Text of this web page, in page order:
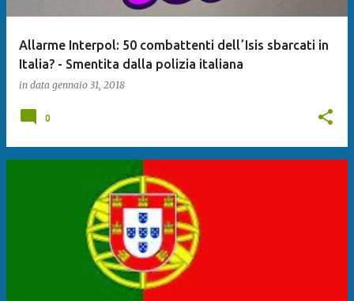
Allarme Interpol: 50 combattenti dellʼIsis sbarcati in
Italia? - Smentita dalla polizia italiana
in data gennaio 31, 2018
0